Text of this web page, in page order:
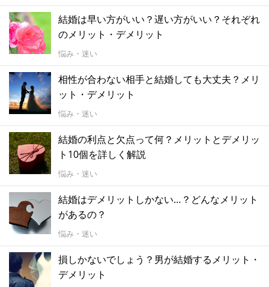
結婚は早い方がいい？遅い方がいい？それぞれ
のメリット・デメリット
悩み・迷い
相性が合わない相手と結婚しても大丈夫？メリ
ット・デメリット
悩み・迷い
結婚の利点と欠点って何？メリットとデメリッ
ト10個を詳しく解説
悩み・迷い
結婚はデメリットしかない…？どんなメリット
があるの？
悩み・迷い
損しかないでしょう？男が結婚するメリット・
デメリット